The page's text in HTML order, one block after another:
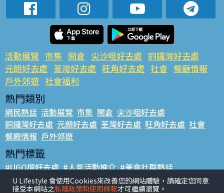
活動展覽 市集 開倉 尖沙咀好去處 銅鑼灣好去處
元朗好去處 荃灣好去處 旺角好去處 社會 餐廳情報
戶外郊遊 社會福利
熱門類別
網民熱話 活動展覽 市集 開倉 尖沙咀好去處
銅鑼灣好去處 元朗好去處 荃灣好去處 旺角好去處 社會
餐廳情報 戶外郊遊
熱門標籤
#UGO搵好去處 #人氣活動推介 #美食社群熱話
#親子玩樂好去處 #ULifestyle應用程式 #限時搶
U Lifestyle 會使用Cookies來改善您的網站體驗，請確定您同意
接受本網站之私隱政策和使用條款才可繼續瀏覽。